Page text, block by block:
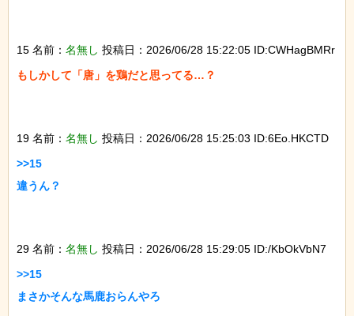
15 名前： 名無し 投稿日：2026/06/28 15:22:05 ID:CWHagBMRr
もしかして「唐」を鶏だと思ってる…？
19 名前： 名無し 投稿日：2026/06/28 15:25:03 ID:6Eo.HKCTD
>>15
違うん？
29 名前： 名無し 投稿日：2026/06/28 15:29:05 ID:/KbOkVbN7
>>15
まさかそんな馬鹿おらんやろ